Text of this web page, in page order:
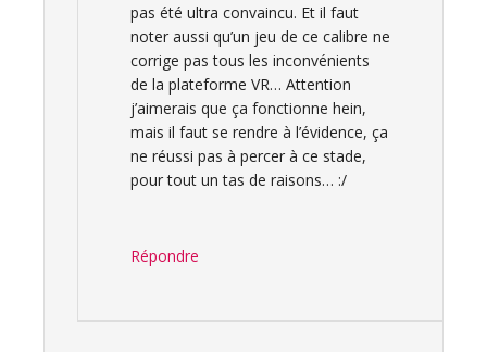
pas été ultra convaincu. Et il faut
noter aussi qu’un jeu de ce calibre ne
corrige pas tous les inconvénients
de la plateforme VR… Attention
j’aimerais que ça fonctionne hein,
mais il faut se rendre à l’évidence, ça
ne réussi pas à percer à ce stade,
pour tout un tas de raisons… :/
Répondre